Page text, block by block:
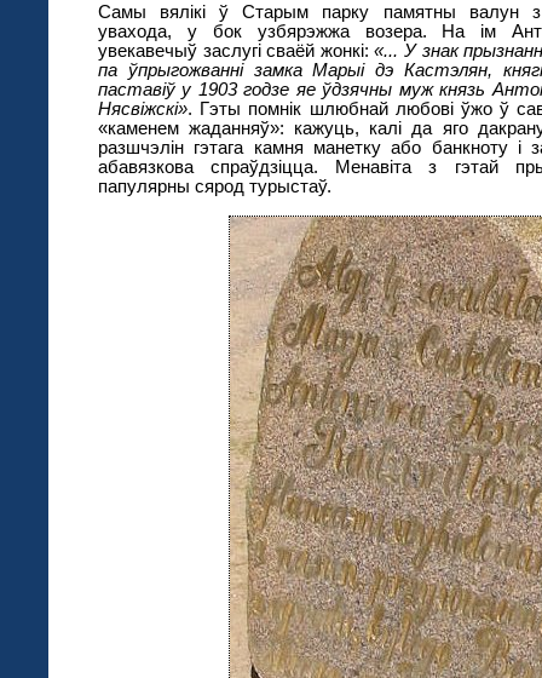
Самы вялікі ў Старым парку памятны валун
увахода, у бок узбярэжжа возера. На ім
увекавечыў заслугі сваёй жонкі:«... У знак
па ўпрыгожванні замка Марыі дэ Кастэлян,
паставіў у 1903 годзе яе ўдзячны муж князь
Нясвіжскі». Гэты помнік шлюбнай любові ўжо ў
«каменем жаданняў»: кажуць, калі да яго
разшчэлін гэтага камня манетку або банкноту і
абавязкова спраўдзіцца. Менавіта з гэтай
папулярны сярод турыстаў.